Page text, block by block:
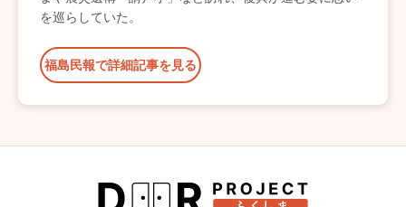
を巡らしていた。
福島民報で詳細記事を見る